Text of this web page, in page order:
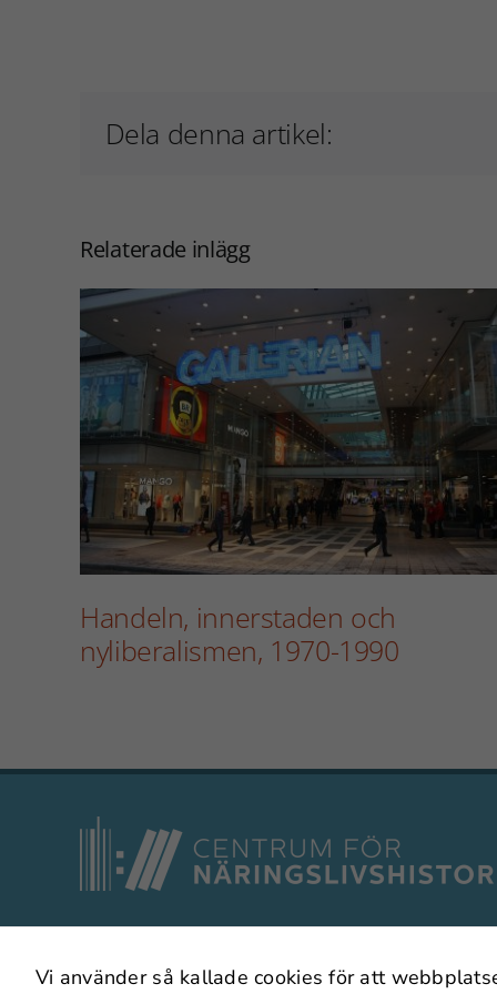
Dela denna artikel:
Relaterade inlägg
Handeln, innerstaden och
nyliberalismen, 1970-1990
Vi använder så kallade cookies för att